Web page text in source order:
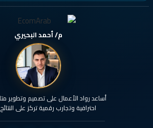
م/ أحمد البحيري
أساعد رواد الأعمال على تصميم وتطوير
احترافية وتجارب رقمية تركز على